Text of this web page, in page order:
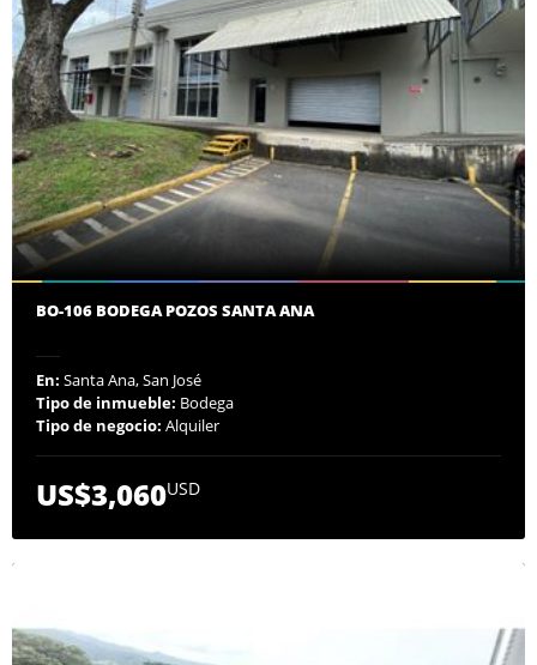
BO-106 BODEGA POZOS SANTA ANA
En: Santa Ana, San José
Tipo de inmueble: Bodega
Tipo de negocio: Alquiler
US$3,060USD